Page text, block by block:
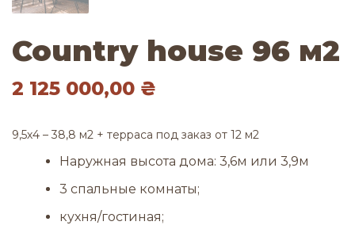
Country house 96 м2
2 125 000,00 ₴
9,5х4 – 38,8 м2 + терраса под заказ от 12 м2
Наружная высота дома: 3,6м или 3,9м
3 спальные комнаты;
кухня/гостиная;